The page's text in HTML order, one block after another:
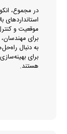
استانداردهای
موقعیت و
برای
به دنبال
برای
هستند.